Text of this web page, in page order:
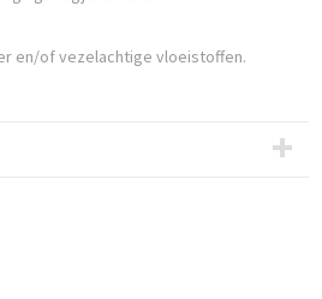
en/of vezelachtige vloeistoffen.